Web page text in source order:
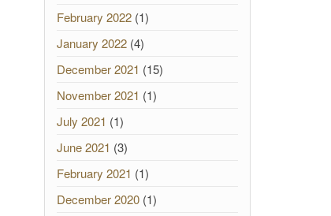
February 2022(1)
January 2022(4)
December 2021 (15)
November 2021 (1)
July 2021 (1)
June 2021 (3)
February 2021 (1)
December 2020(1)